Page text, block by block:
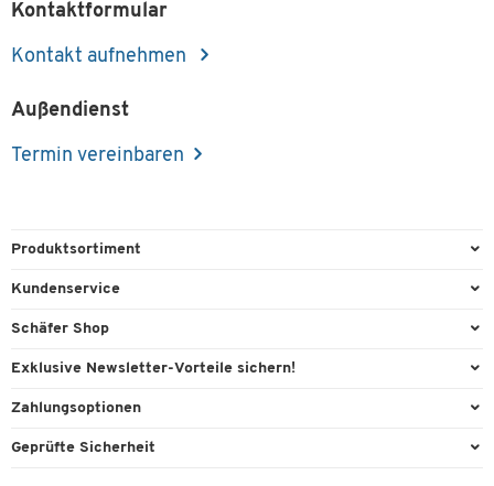
Kontaktformular
Kontakt aufnehmen
Außendienst
Termin vereinbaren
Produktsortiment
Büroausstattung
Reinigung & Hygiene
Technik
Kundenservice
Direktbestellung
Lieferinformationen
Rufnummernüberblick
Schäfer Shop
AGB
Cookie-Einstellungen
Exklusive Newsletter-Vorteile sichern!
Willkommensgeschenk
Zahlungsoptionen
Paypal
Geprüfte Sicherheit